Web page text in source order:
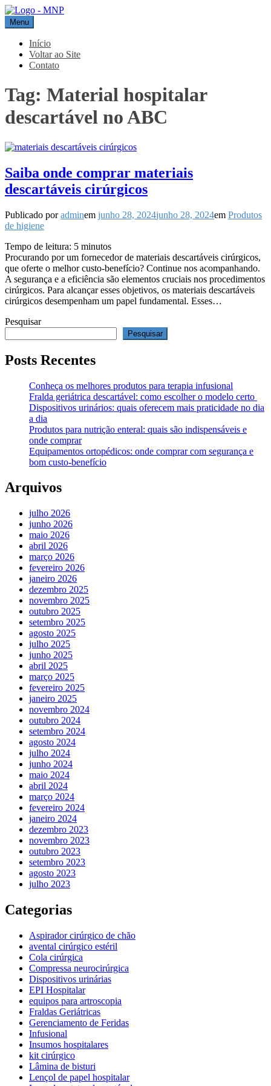
Pular
para
o
conteúdo
MNP
Blog
Menu
Início
Voltar ao Site
Contato
Tag: Material hospitalar
descartável no ABC
Saiba onde comprar materiais
descartáveis cirúrgicos
Publicado poradminem junho 28, 2024junho 28, 2024em Produtos
de higiene
Tempo de leitura: 5 minutos
Procurando por um fornecedor de materiais descartáveis cirúrgicos,
que oferte o melhor custo-benefício? Continue nos acompanhando.
A segurança e a eficiência são elementos cruciais nos procedimentos
cirúrgicos. Para alcançar esses objetivos, os materiais descartáveis
cirúrgicos desempenham um papel fundamental. Esses…
Pesquisar
Pesquisar
Posts Recentes
Conheça os melhores produtos para terapia infusional
Fralda geriátrica descartável: como escolher o modelo certo
Dispositivos urinários: quais oferecem mais praticidade no dia
a dia
Produtos para nutrição enteral: quais são indispensáveis e
onde comprar
Equipamentos ortopédicos: onde comprar com segurança e
bom custo-benefício
Arquivos
julho 2026
junho 2026
maio 2026
abril 2026
março 2026
fevereiro 2026
janeiro 2026
dezembro 2025
novembro 2025
outubro 2025
setembro 2025
agosto 2025
julho 2025
junho 2025
abril 2025
março 2025
fevereiro 2025
janeiro 2025
novembro 2024
outubro 2024
setembro 2024
agosto 2024
julho 2024
junho 2024
maio 2024
abril 2024
março 2024
fevereiro 2024
janeiro 2024
dezembro 2023
novembro 2023
outubro 2023
setembro 2023
agosto 2023
julho 2023
Categorias
Aspirador cirúrgico de chão
avental cirúrgico estéril
Cola cirúrgica
Compressa neurocirúrgica
Dispositivos urinárias
EPI Hospitalar
equipos para artroscopia
Fraldas Geriátricas
Gerenciamento de Feridas
Infusional
Insumos hospitalares
kit cirúrgico
Lâmina de bisturi
Lençol de papel hospitalar